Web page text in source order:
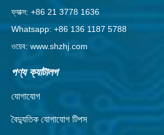
ফ্যাক্স: +86 21 3778 1636
Whatsapp: +86 136 1187 5788
ওয়েব: www.shzhj.com
পণ্য ক্যাটালগ
যোগাযোগ
বৈদ্যুতিক যোগাযোগ টিপস